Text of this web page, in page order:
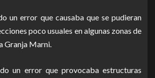
un error que causaba que se pudieran
poco usuales en algunas zonas de
Granja Marni.
un error que provocaba estructuras